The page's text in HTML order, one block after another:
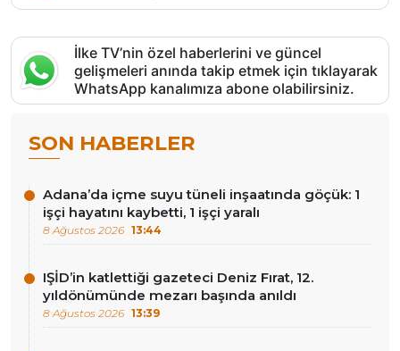
İlke TV’nin özel haberlerini ve güncel
gelişmeleri anında takip etmek için tıklayarak
WhatsApp kanalımıza abone olabilirsiniz.
SON HABERLER
Adana’da içme suyu tüneli inşaatında göçük: 1
işçi hayatını kaybetti, 1 işçi yaralı
8 Ağustos 2026 13:44
IŞİD’in katlettiği gazeteci Deniz Fırat, 12.
yıldönümünde mezarı başında anıldı
8 Ağustos 2026 13:39